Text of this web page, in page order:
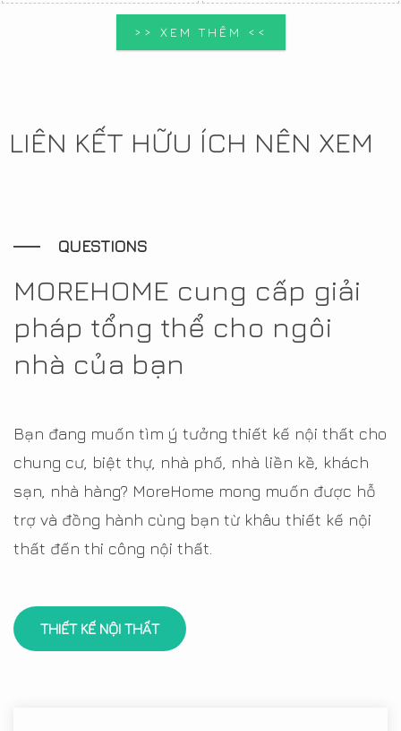
>> XEM THÊM <<
LIÊN KẾT HỮU ÍCH NÊN XEM
QUESTIONS
MOREHOME cung cấp giải
pháp tổng thể cho ngôi
nhà của bạn
Bạn đang muốn tìm ý tưởng thiết kế nội thất cho
chung cư, biệt thự, nhà phố, nhà liền kề, khách
sạn, nhà hàng? MoreHome mong muốn được hỗ
trợ và đồng hành cùng bạn từ khâu thiết kế nội
thất đến thi công nội thất.
THIẾT KẾ NỘI THẤT